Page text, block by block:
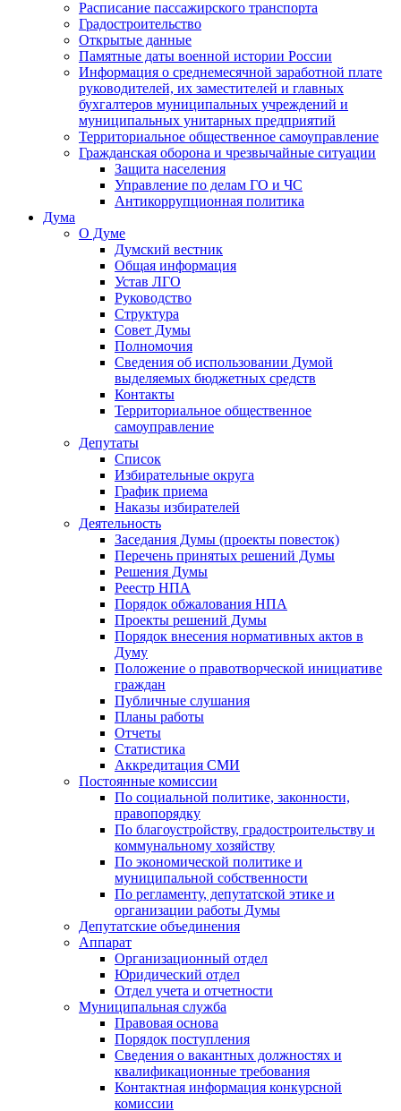
Расписание пассажирского транспорта
Градостроительство
Открытые данные
Памятные даты военной истории России
Информация о среднемесячной заработной плате
руководителей, их заместителей и главных
бухгалтеров муниципальных учреждений и
муниципальных унитарных предприятий
Территориальное общественное самоуправление
Гражданская оборона и чрезвычайные ситуации
Защита населения
Управление по делам ГО и ЧС
Антикоррупционная политика
Дума
О Думе
Думский вестник
Общая информация
Устав ЛГО
Руководство
Структура
Совет Думы
Полномочия
Сведения об использовании Думой
выделяемых бюджетных средств
Контакты
Территориальное общественное
самоуправление
Депутаты
Список
Избирательные округа
График приема
Наказы избирателей
Деятельность
Заседания Думы (проекты повесток)
Перечень принятых решений Думы
Решения Думы
Реестр НПА
Порядок обжалования НПА
Проекты решений Думы
Порядок внесения нормативных актов в
Думу
Положение о правотворческой инициативе
граждан
Публичные слушания
Планы работы
Отчеты
Статистика
Аккредитация СМИ
Постоянные комиссии
По социальной политике, законности,
правопорядку
По благоустройству, градостроительству и
коммунальному хозяйству
По экономической политике и
муниципальной собственности
По регламенту, депутатской этике и
организации работы Думы
Депутатские объединения
Аппарат
Организационный отдел
Юридический отдел
Отдел учета и отчетности
Муниципальная служба
Правовая основа
Порядок поступления
Сведения о вакантных должностях и
квалификационные требования
Контактная информация конкурсной
комиссии